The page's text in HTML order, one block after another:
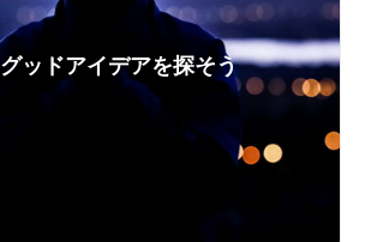
グッドアイデアを探そう